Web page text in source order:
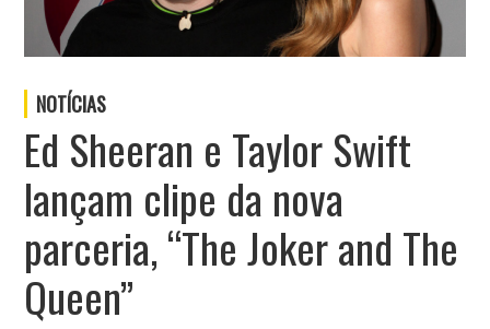
NOTÍCIAS
Ed Sheeran e Taylor Swift
lançam clipe da nova
parceria, “The Joker and The
Queen”